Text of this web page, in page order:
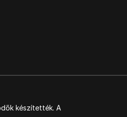
készítették. A